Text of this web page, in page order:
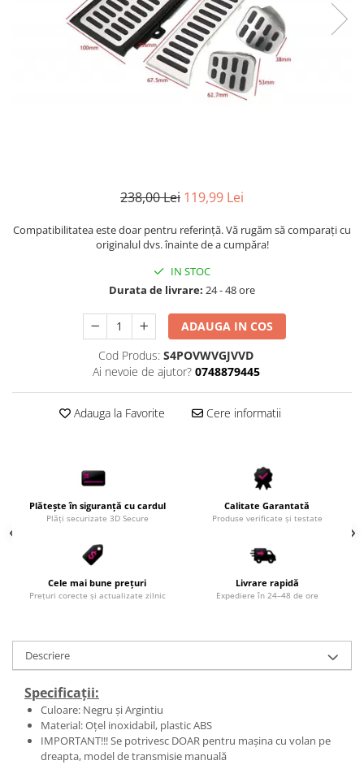
238,00 Lei 119,99 Lei
Compatibilitatea este doar pentru referință. Vă rugăm să comparați cu
originalul dvs. înainte de a cumpăra!
IN STOC
Durata de livrare: 24 - 48 ore
ADAUGA IN COS
Cod Produs: S4POVWVGJVVD
Ai nevoie de ajutor? 0748879445
Adauga la Favorite Cere informatii
Plătește în siguranță cu cardul
Plăți securizate 3D Secure
Calitate Garantată
Produse verificate și testate
Cele mai bune prețuri
Prețuri corecte și actualizate zilnic
Livrare rapidă
Expediere în 24–48 de ore
Descriere
Specificații:
Culoare: Negru și Argintiu
Material: Oțel inoxidabil, plastic ABS
IMPORTANT!!! Se potrivesc DOAR pentru mașina cu volan pe
dreapta, model de transmisie manuală